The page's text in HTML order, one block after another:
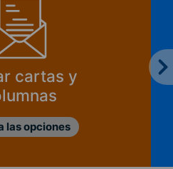
cartas y
las opciones